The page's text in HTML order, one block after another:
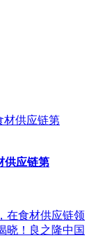
供应链第
在食材供应链领
晓！良之隆中国